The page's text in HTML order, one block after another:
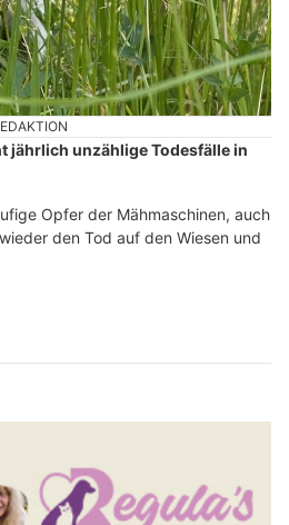
jährlich unzählige Todesfälle in
Opfer der Mähmaschinen, auch
den Tod auf den Wiesen und